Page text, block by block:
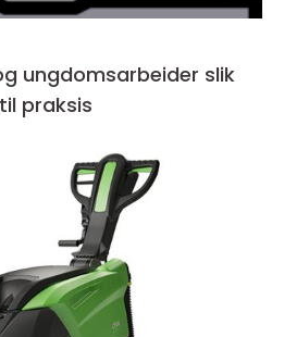
slik
praksis